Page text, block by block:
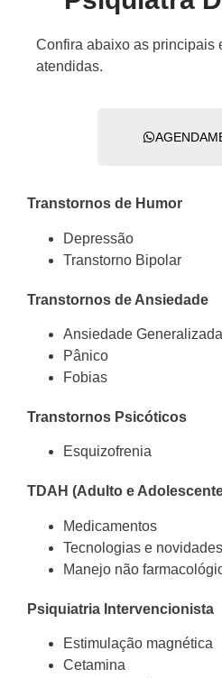
Confira abaixo as principais
atendidas.
Transtornos de Humor
Depressão
Transtorno Bipolar
Transtornos de Ansiedade
Ansiedade Generalizada
Pânico
Fobias
Transtornos Psicóticos
Esquizofrenia
TDAH (Adulto e
Medicamentos
Tecnologias e novidades
Manejo não
Psiquiatria Intervencionista
Estimulação magnética
Cetamina